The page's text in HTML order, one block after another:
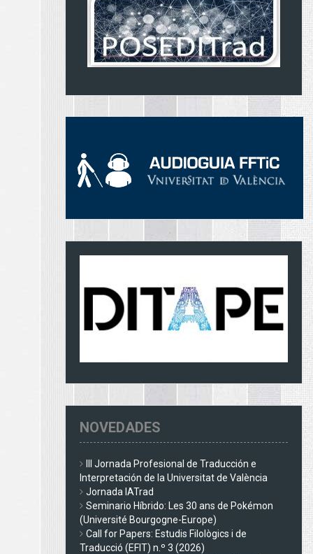
NOVEDADES
III Jornada Profesional de Traducción e
Interpretación de la Universitat de València
Jornada IATrad
Seminario Híbrido: Les 30 ans de Pokémon
(Université Bourgogne-Europe)
Call for Papers: Estudis Filològics i de
Traducció (EFIT) n.º 3 (2026)